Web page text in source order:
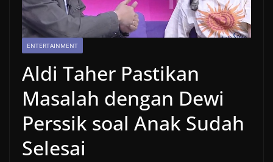
ENTERTAINMENT
Aldi Taher Pastikan
Masalah dengan Dewi
Perssik soal Anak Sudah
Selesai